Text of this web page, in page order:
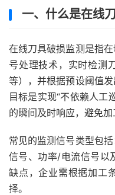
一、什么是在线
在线刀具破损监测是指
号处理技术，实时检测
等），并根据预设阈值
目标是实现“不依赖人工
的瞬间及时响应，避免加
常见的监测信号类型包
信号、功率/电流信号以
缺点，企业需根据加工
择。